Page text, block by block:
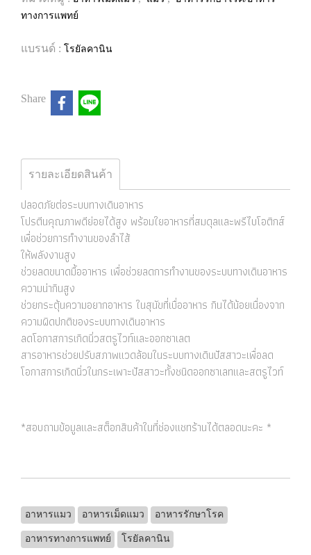
ทางการแพทย์
แบรนด์ : โรยัลคานิน
Share
รายละเอียดสินค้า
ปลอดภัยต่อระบบทางเดินอาหาร
โปรตีนคุณภาพดีย่อยได้สูง พร้อมใยอาหารที่สมดุลและพรีไบโอติกส์
เพื่อช่วยการทำงานของลำไส้
ให้พลังงานสูง
ช่วยลดขนาดมื้ออาหาร เพื่อช่วยลดการทำงานของระบบทางเดินอาหาร
ความน่ากินสูง
ช่วยกระตุ้นความอยากอาหาร ในสุนัขที่เบื่ออาหาร กินได้น้อยเนื่องจาก
ความผิดปกติของระบบทางเดินอาหาร
ลดโอกาสการเกิดนิ่วสตรูไวท์และออกซาเลต
สารอาหารช่วยปรับสภาพแวดล้อมในระบบทางเดินปัสสาวะเพื่อลด
โอกาสการเกิดนิ่วในกระเพาะปัสสาวะทั้งชนิดออกซาเลทและสตรูไวท์
*สอบถามข้อมูลและสต็อกสินค้าในที่ช่องแชทร้านได้ตลอดนะคะ *
อาหารแมว อาหารเม็ดแมว อาหารรักษาโรค
อาหารทางการแพทย์ โรยัลคานิน